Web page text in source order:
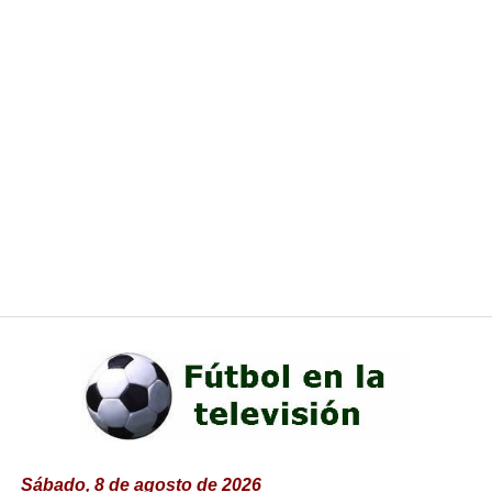
Sábado, 8 de agosto de 2026